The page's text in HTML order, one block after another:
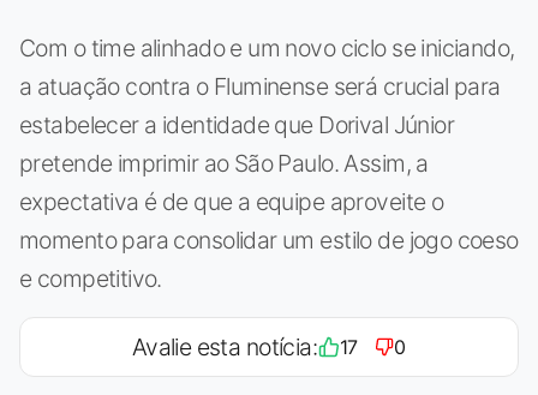
Com o time alinhado e um novo ciclo se iniciando,
a atuação contra o Fluminense será crucial para
estabelecer a identidade que Dorival Júnior
pretende imprimir ao São Paulo. Assim, a
expectativa é de que a equipe aproveite o
momento para consolidar um estilo de jogo coeso
e competitivo.
Avalie esta notícia: 17 0